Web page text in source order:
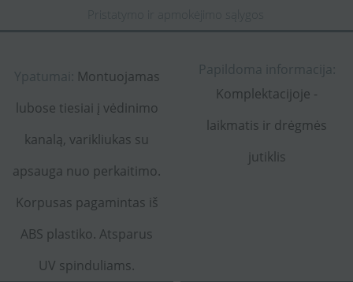
Pristatymo ir apmokėjimo sąlygos
Ypatumai:
Montuojamas
lubose tiesiai į vėdinimo
kanalą, varikliukas su
apsauga nuo perkaitimo.
Korpusas pagamintas iš
ABS plastiko. Atsparus
UV spinduliams.
Papildoma informacija:
Komplektacijoje -
laikmatis ir drėgmės
jutiklis